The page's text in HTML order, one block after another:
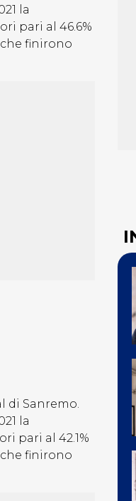
la
pari al 46.6%
finirono
di Sanremo.
la
pari al 42.1%
finirono